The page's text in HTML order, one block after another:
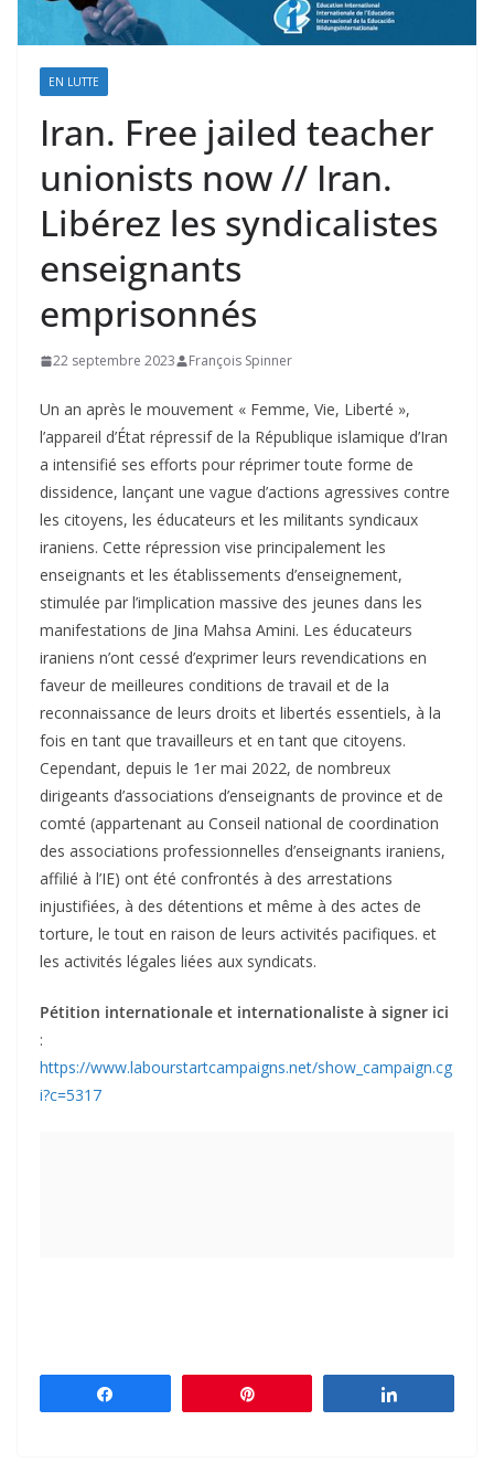
EN LUTTE
Iran. Free jailed teacher
unionists now // Iran.
Libérez les syndicalistes
enseignants
emprisonnés
22 septembre 2023 François Spinner
Un an après le mouvement « Femme, Vie, Liberté »,
l’appareil d’État répressif de la République islamique d’Iran
a intensifié ses efforts pour réprimer toute forme de
dissidence, lançant une vague d’actions agressives contre
les citoyens, les éducateurs et les militants syndicaux
iraniens. Cette répression vise principalement les
enseignants et les établissements d’enseignement,
stimulée par l’implication massive des jeunes dans les
manifestations de Jina Mahsa Amini. Les éducateurs
iraniens n’ont cessé d’exprimer leurs revendications en
faveur de meilleures conditions de travail et de la
reconnaissance de leurs droits et libertés essentiels, à la
fois en tant que travailleurs et en tant que citoyens.
Cependant, depuis le 1er mai 2022, de nombreux
dirigeants d’associations d’enseignants de province et de
comté (appartenant au Conseil national de coordination
des associations professionnelles d’enseignants iraniens,
affilié à l’IE) ont été confrontés à des arrestations
injustifiées, à des détentions et même à des actes de
torture, le tout en raison de leurs activités pacifiques. et
les activités légales liées aux syndicats.
Pétition internationale et internationaliste à signer ici
:
https://www.labourstartcampaigns.net/show_campaign.cg
i?c=5317